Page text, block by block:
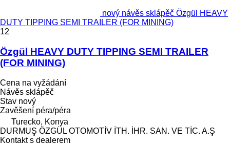
nový návěs sklápěč Özgül HEAVY
DUTY TIPPING SEMI TRAILER (FOR MINING)
12
Özgül HEAVY DUTY TIPPING SEMI TRAILER
(FOR MINING)
Cena na vyžádání
Návěs sklápěč
Stav nový
Zavěšení péra/péra
Turecko, Konya
DURMUŞ ÖZGÜL OTOMOTİV İTH. İHR. SAN. VE TİC. A.Ş
Kontakt s dealerem